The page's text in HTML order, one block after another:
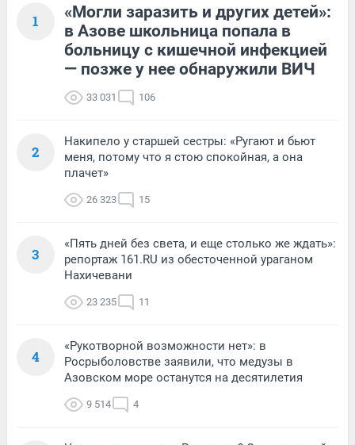
1
«Могли заразить и других детей»:
в Азове школьница попала в
больницу с кишечной инфекцией
— позже у нее обнаружили ВИЧ
33 031 106
2
Накипело у старшей сестры: «Ругают и бьют
меня, потому что я стою спокойная, а она
плачет»
26 323 15
3
«Пять дней без света, и еще столько же ждать»:
репортаж 161.RU из обесточенной ураганом
Нахичевани
23 235 11
4
«Рукотворной возможности нет»: в
Росрыболовстве заявили, что медузы в
Азовском море останутся на десятилетия
9 514 4